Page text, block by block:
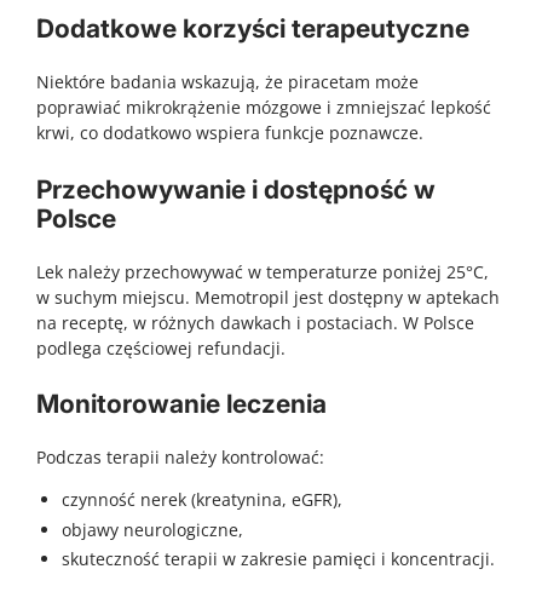
Dodatkowe korzyści terapeutyczne
Niektóre badania wskazują, że piracetam może
poprawiać mikrokrążenie mózgowe i zmniejszać lepkość
krwi, co dodatkowo wspiera funkcje poznawcze.
Przechowywanie i dostępność w
Polsce
Lek należy przechowywać w temperaturze poniżej 25°C,
w suchym miejscu. Memotropil jest dostępny w aptekach
na receptę, w różnych dawkach i postaciach. W Polsce
podlega częściowej refundacji.
Monitorowanie leczenia
Podczas terapii należy kontrolować:
czynność nerek (kreatynina, eGFR),
objawy neurologiczne,
skuteczność terapii w zakresie pamięci i koncentracji.